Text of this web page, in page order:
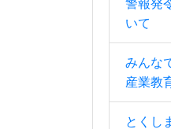
警報発
いて
みんな
産業教
とくし